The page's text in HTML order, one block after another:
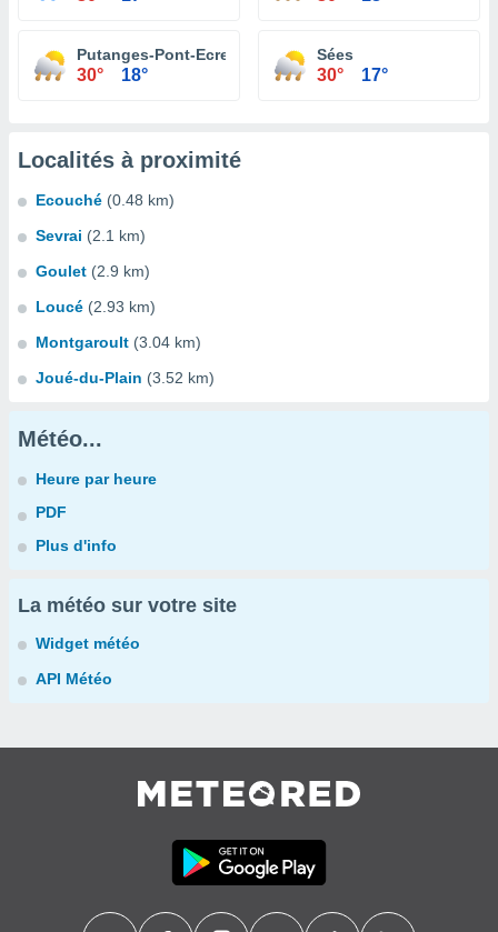
Putanges-Pont-Ecrepin
30° 18°
Sées
30° 17°
Localités à proximité
Ecouché (0.48 km)
Sevrai (2.1 km)
Goulet (2.9 km)
Loucé (2.93 km)
Montgaroult (3.04 km)
Joué-du-Plain (3.52 km)
Météo...
Heure par heure
PDF
Plus d'info
La météo sur votre site
Widget météo
API Météo